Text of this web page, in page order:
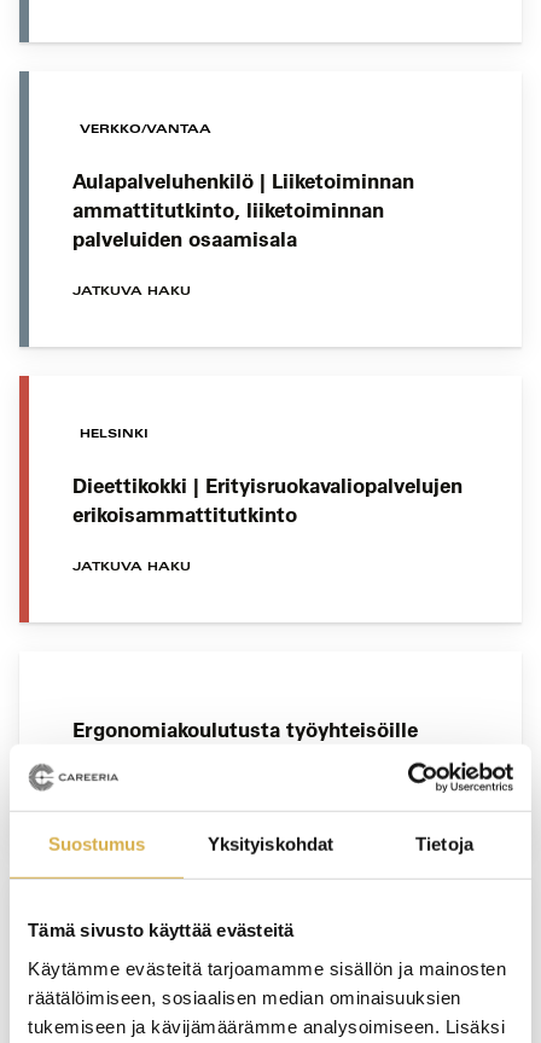
Suostumus Yksityiskohdat Tietoja
Tämä sivusto käyttää evästeitä
Käytämme evästeitä tarjoamamme sisällön ja mainosten
räätälöimiseen, sosiaalisen median ominaisuuksien
tukemiseen ja kävijämäärämme analysoimiseen. Lisäksi
VERKKO/VANTAA
Aulapalveluhenkilö | Liiketoiminnan
ammattitutkinto, liiketoiminnan
palveluiden osaamisala
JATKUVA HAKU
HELSINKI
Dieettikokki | Erityisruokavaliopalvelujen
erikoisammattitutkinto
JATKUVA HAKU
Ergonomiakoulutusta työyhteisöille
YRITYSKOHTAINEN KOULUTUS
Henkilöstöpalvelut | Liiketoiminnan
ammattitutkinnon osa
JATKUVA HAKU